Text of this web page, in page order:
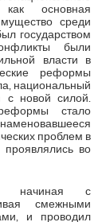
основная
среди
государством
были
власти в
реформы
национальный
с новой силой.
стало
проблем в
во
начиная с
смежными
и проводил